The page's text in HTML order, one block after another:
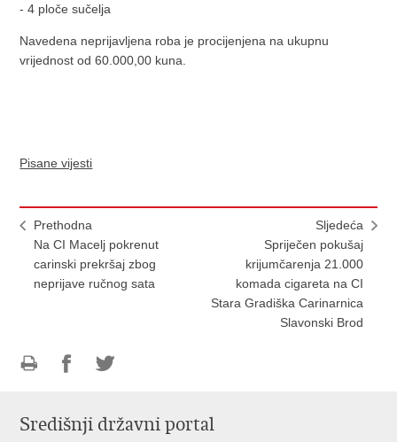
- 4 ploče sučelja
Navedena neprijavljena roba je procijenjena na ukupnu
vrijednost od 60.000,00 kuna.
Pisane vijesti
Prethodna
Na CI Macelj pokrenut
carinski prekršaj zbog
neprijave ručnog sata
Sljedeća
Spriječen pokušaj
krijumčarenja 21.000
komada cigareta na CI
Stara Gradiška Carinarnica
Slavonski Brod
FacebookuTwitteru
Središnji državni portal